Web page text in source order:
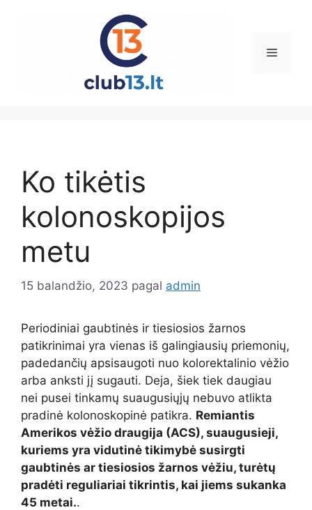
Meniu
Ko tikėtis
kolonoskopijos
metu
15 balandžio, 2023 pagal admin
Periodiniai gaubtinės ir tiesiosios žarnos
patikrinimai yra vienas iš galingiausių priemonių,
padedančių apsisaugoti nuo kolorektalinio vėžio
arba anksti jį sugauti. Deja, šiek tiek daugiau
nei pusei tinkamų suaugusiųjų nebuvo atlikta
pradinė kolonoskopinė patikra. Remiantis
Amerikos vėžio draugija (ACS), suaugusieji,
kuriems yra vidutinė tikimybė susirgti
gaubtinės ar tiesiosios žarnos vėžiu, turėtų
pradėti reguliariai tikrintis, kai jiems sukanka
45 metai..